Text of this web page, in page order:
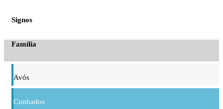
Signos
Família
Avós
Cunhados